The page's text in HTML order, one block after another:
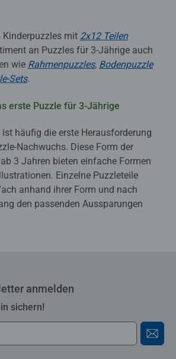
Kinderpuzzles mit 2x12 Teilen
an Puzzles für 3-Jährige auch
wie Rahmenpuzzles, Bodenpuzzle
Sets.
erste Puzzle für 3-Jährige
ist häufig die erste Herausforderung
Nachwuchs. Diese Form der
3 Jahren bieten einfache Formen
Einzelne Puzzleteile
anhand ihrer Form und nach
den passenden Aussparungen
anmelden
sichern!